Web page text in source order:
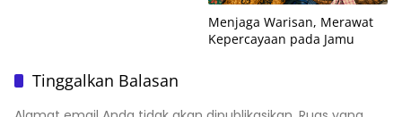
Menjaga Warisan, Merawat
Kepercayaan pada Jamu
Tinggalkan Balasan